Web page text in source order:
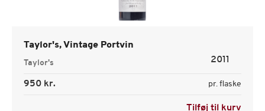
Taylor's, Vintage Portvin
Taylor's 2011
950 kr. pr. flaske
Tilføj til kurv